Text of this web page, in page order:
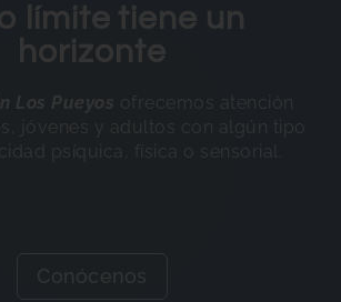
Centros
Espacio de bienestar
límite tiene un
horizonte
Los Pueyos
ofrecemos atención
jóvenes y adultos con algún tipo
psíquica, física o sensorial.
Conócenos